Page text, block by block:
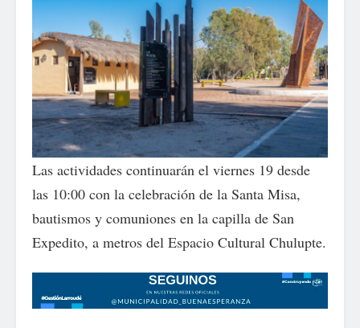
Las actividades continuarán el viernes 19 desde
las 10:00 con la celebración de la Santa Misa,
bautismos y comuniones en la capilla de San
Expedito, a metros del Espacio Cultural Chulupte.